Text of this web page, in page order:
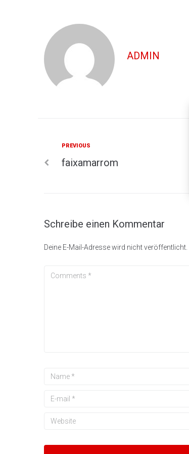
ADMIN
Beitrags-
Previous
PREVIOUS
faixamarrom
Schreibe einen Kommentar
Deine E-Mail-Adresse wird nicht veröffentlicht.